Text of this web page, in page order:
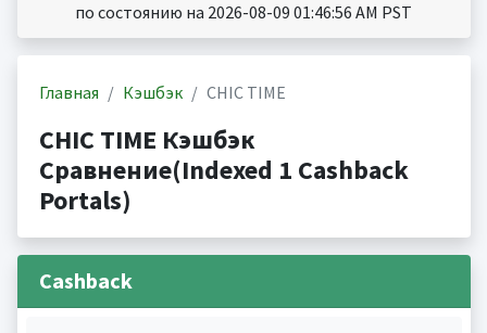
по состоянию на 2026-08-09 01:46:56 AM PST
Главная Кэшбэк CHIC TIME
CHIC TIME Кэшбэк
Сравнение(Indexed 1 Cashback
Portals)
Cashback